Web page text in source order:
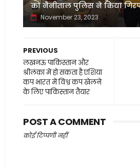
को नैनीताल पुलिस ने किया
November 23, 2023
PREVIOUS
लखनऊ पाकिस्तान और
श्रीलंका में हो सकता है एशिया
कप भारत में विश्व कप खेलने
के लिए पाकिस्तान तैयार
POST A COMMENT
कोई टिप्पणी नहीं